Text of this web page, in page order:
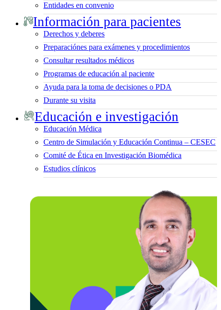
Entidades en convenio
Información para pacientes
Derechos y deberes
Preparaciónes para exámenes y procedimientos
Consultar resultados médicos
Programas de educación al paciente
Ayuda para la toma de decisiones o PDA
Durante su visita
Educación e investigación
Educación Médica
Centro de Simulación y Educación Continua – CESEC
Comité de Ética en Investigación Biomédica
Estudios clínicos